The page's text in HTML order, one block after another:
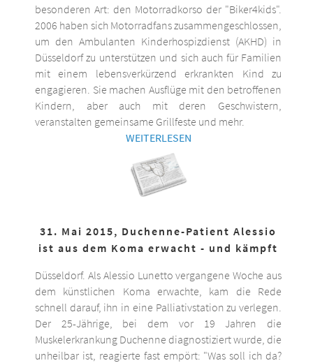
besonderen Art: den Motorradkorso der "Biker4kids".
2006 haben sich Motorradfans zusammengeschlossen,
um den Ambulanten Kinderhospizdienst (AKHD) in
Düsseldorf zu unterstützen und sich auch für Familien
mit einem lebensverkürzend erkrankten Kind zu
engagieren. Sie machen Ausflüge mit den betroffenen
Kindern, aber auch mit deren Geschwistern,
veranstalten gemeinsame Grillfeste und mehr.
WEITERLESEN
31. Mai 2015, Duchenne-Patient Alessio
ist aus dem Koma erwacht - und kämpft
Düsseldorf. Als Alessio Lunetto vergangene Woche aus
dem künstlichen Koma erwachte, kam die Rede
schnell darauf, ihn in eine Palliativstation zu verlegen.
Der 25-Jährige, bei dem vor 19 Jahren die
Muskelerkrankung Duchenne diagnostiziert wurde, die
unheilbar ist, reagierte fast empört: "Was soll ich da?